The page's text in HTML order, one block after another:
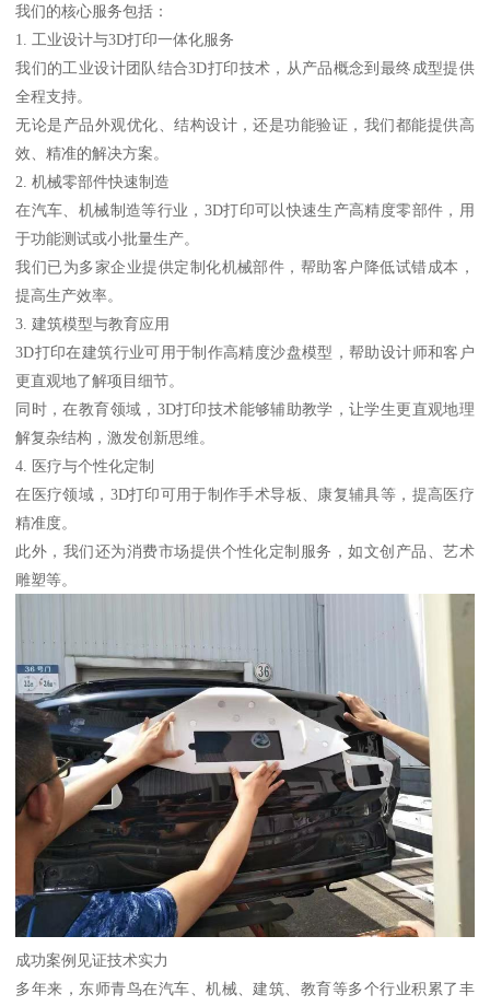
我们的核心服务包括：
1. 工业设计与3D打印一体化服务
我们的工业设计团队结合3D打印技术，从产品概念到最终成型提供
全程支持。
无论是产品外观优化、结构设计，还是功能验证，我们都能提供高
效、精准的解决方案。
2. 机械零部件快速制造
在汽车、机械制造等行业，3D打印可以快速生产高精度零部件，用
于功能测试或小批量生产。
我们已为多家企业提供定制化机械部件，帮助客户降低试错成本，
提高生产效率。
3. 建筑模型与教育应用
3D打印在建筑行业可用于制作高精度沙盘模型，帮助设计师和客户
更直观地了解项目细节。
同时，在教育领域，3D打印技术能够辅助教学，让学生更直观地理
解复杂结构，激发创新思维。
4. 医疗与个性化定制
在医疗领域，3D打印可用于制作手术导板、康复辅具等，提高医疗
精准度。
此外，我们还为消费市场提供个性化定制服务，如文创产品、艺术
雕塑等。
成功案例见证技术实力
多年来，东师青鸟在汽车、机械、建筑、教育等多个行业积累了丰